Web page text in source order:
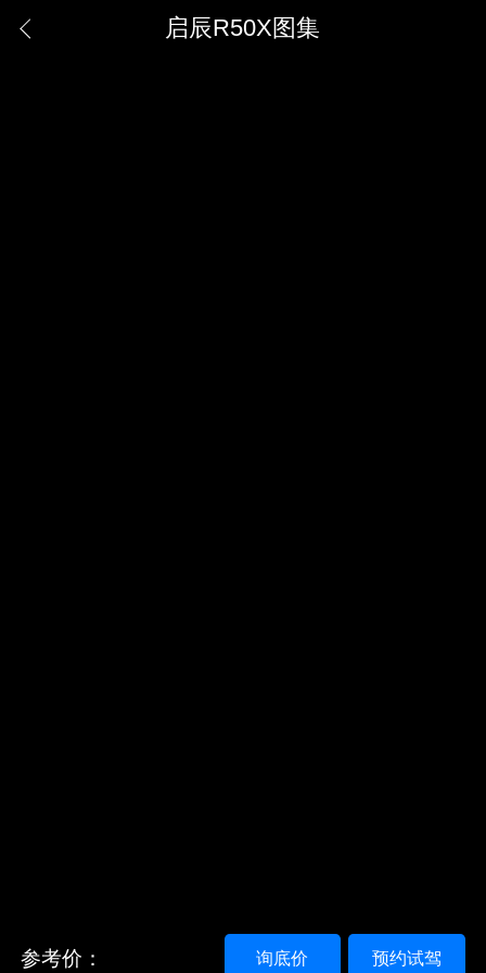
启辰R50X图集
参考价： 预约试驾
询底价